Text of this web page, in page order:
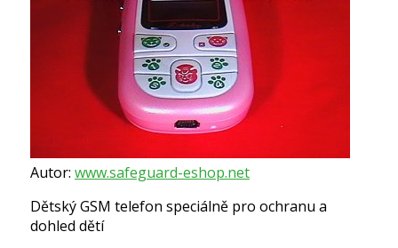
Autor: www.safeguard-eshop.net
Dětský GSM telefon speciálně pro ochranu a
dohled dětí